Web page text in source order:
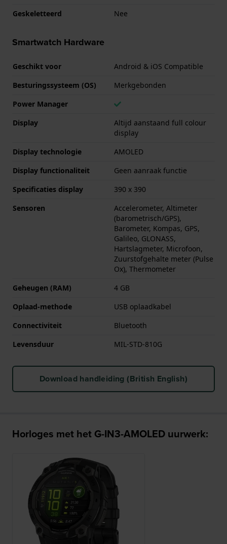
Geskeletteerd
Nee
Smartwatch Hardware
Geschikt voor
Android & iOS Compatible
Besturingssysteem (OS)
Merkgebonden
Power Manager
Display
Altijd aanstaand full colour
display
Display technologie
AMOLED
Display functionaliteit
Geen aanraak functie
Specificaties display
390 x 390
Sensoren
Accelerometer, Altimeter
(barometrisch/GPS),
Barometer, Kompas, GPS,
Galileo, GLONASS,
Hartslagmeter, Microfoon,
Zuurstofgehalte meter (Pulse
Ox), Thermometer
Geheugen (RAM)
4 GB
Oplaad-methode
USB oplaadkabel
Connectiviteit
Bluetooth
Levensduur
MIL-STD-810G
Download handleiding (British English)
Horloges met het G-IN3-AMOLED uurwerk: